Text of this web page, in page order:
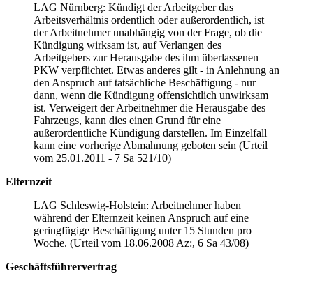
LAG Nürnberg: Kündigt der Arbeitgeber das
Arbeitsverhältnis ordentlich oder außerordentlich, ist
der Arbeitnehmer unabhängig von der Frage, ob die
Kündigung wirksam ist, auf Verlangen des
Arbeitgebers zur Herausgabe des ihm überlassenen
PKW verpflichtet. Etwas anderes gilt - in Anlehnung an
den Anspruch auf tatsächliche Beschäftigung - nur
dann, wenn die Kündigung offensichtlich unwirksam
ist. Verweigert der Arbeitnehmer die Herausgabe des
Fahrzeugs, kann dies einen Grund für eine
außerordentliche Kündigung darstellen. Im Einzelfall
kann eine vorherige Abmahnung geboten sein (Urteil
vom 25.01.2011 - 7 Sa 521/10)
Elternzeit
LAG Schleswig-Holstein: Arbeitnehmer haben
während der Elternzeit keinen Anspruch auf eine
geringfügige Beschäftigung unter 15 Stunden pro
Woche. (Urteil vom 18.06.2008 Az:, 6 Sa 43/08)
Geschäftsführervertrag